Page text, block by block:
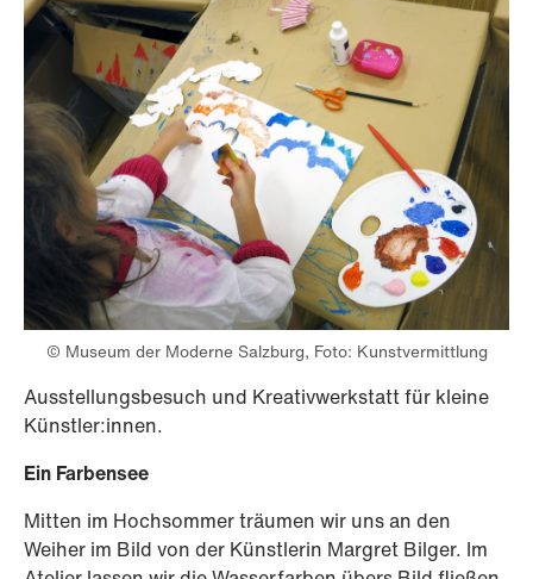
© Museum der Moderne Salzburg, Foto: Kunstvermittlung
Ausstellungsbesuch und Kreativwerkstatt für kleine
Künstler:innen.
Ein Farbensee
Mitten im Hochsommer träumen wir uns an den
Weiher im Bild von der Künstlerin Margret Bilger. Im